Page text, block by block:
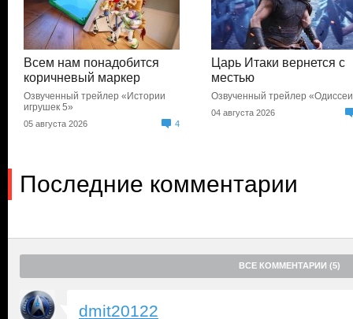
Всем нам понадобится
коричневый маркер
Озвученный трейлер «Истории
игрушек 5»
05 августа 2026 4
Царь Итаки вернется с
местью
Озвученный трейлер
04 августа 2026
Последние комментарии
ВСЕ КОММЕНТАРИИ (5)
dmit20122